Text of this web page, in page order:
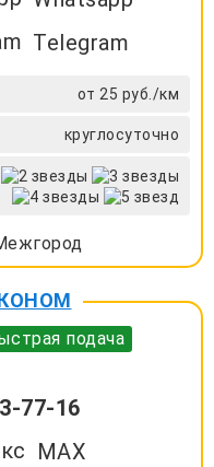
Telegram
от 25 руб./км
круглосуточно
подача
77-16
MAX